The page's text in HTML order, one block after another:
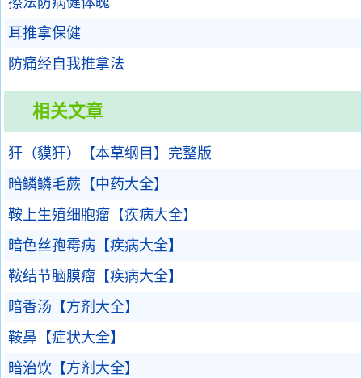
耳推拿保健
防痛经自我推拿法
相关文章
犴（貘犴）【本草纲目】完整版
暗鳞鳞毛蕨【中药大全】
鞍上生殖细胞瘤【疾病大全】
暗色丝孢霉病【疾病大全】
鞍结节脑膜瘤【疾病大全】
暗香汤【方剂大全】
鞍鼻【症状大全】
暗治饮【方剂大全】